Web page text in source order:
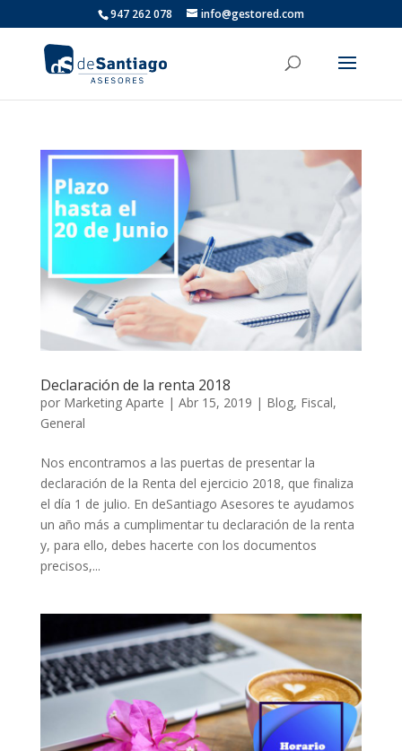
947 262 078 info@gestored.com
Declaración de la renta 2018
por Marketing Aparte | Abr 15, 2019 | Blog, Fiscal,
General
Nos encontramos a las puertas de presentar la
declaración de la Renta del ejercicio 2018, que finaliza
el día 1 de julio. En deSantiago Asesores te ayudamos
un año más a cumplimentar tu declaración de la renta
y, para ello, debes hacerte con los documentos
precisos,...